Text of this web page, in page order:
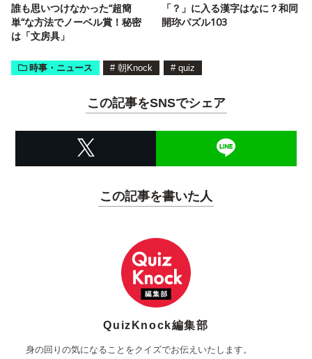
誰も思いつけなかった“超簡
単“な方法でノーベル賞！秘密
は「文房具」
「？」に入る漢字はなに？和同
開珎パズル103
時事・ニュース # 朝Knock # quiz
この記事をSNSでシェア
この記事を書いた人
QuizKnock編集部
身の回りの気になることをクイズでお伝えいたします。